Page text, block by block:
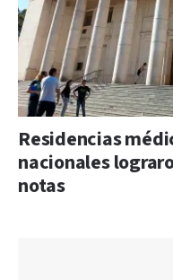
Residencias
nacionales
notas